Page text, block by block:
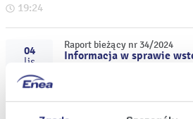
19:24
04
lis
2024
17:34
Raport bieżący nr 34/2024
Informacja w sprawie